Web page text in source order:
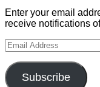
Enter your email
receive notifications
Email
Address
Subscribe